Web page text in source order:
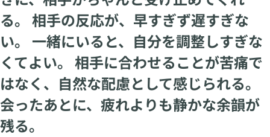
る。 相手の反応が、早すぎず遅すぎな
い。 一緒にいると、自分を調整しすぎな
くてよい。 相手に合わせることが苦痛で
はなく、自然な配慮として感じられる。
会ったあとに、疲れよりも静かな余韻が
残る。